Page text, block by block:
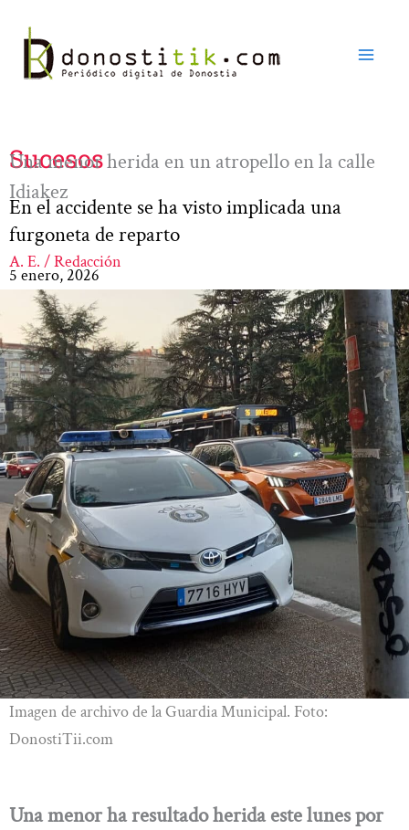
contenido
Sucesos
Una menor herida en un atropello en la calle
Idiakez
En el accidente se ha visto implicada una
furgoneta de reparto
A. E. / Redacción
5 enero, 2026
Imagen de archivo de la Guardia Municipal. Foto:
DonostiTii.com
Una menor ha resultado herida este lunes por